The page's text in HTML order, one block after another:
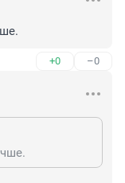
+0 –0